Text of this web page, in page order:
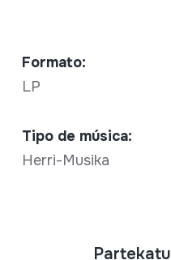
Formato:
LP
Tipo de música:
Herri-Musika
Partekatu